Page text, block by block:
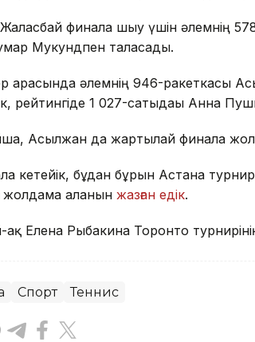
финалға шығу үшін әлемнің
Мукундпен таласады.
арасында әлемнің 946-ракеткасы
рейтингіде 1 027-сатыдағы Анна
Асылжан да жартылай финалға
кетейік, бұдан бұрын Астана
жолдама алғанын жазған едік.
Елена Рыбакина Торонто
Спорт Теннис